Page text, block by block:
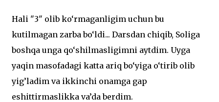
Hali "3" olib ko‘rmaganligim uchun bu
kutilmagan zarba bo‘ldi... Darsdan chiqib, Soliga
boshqa unga qo‘shilmasligimni aytdim. Uyga
yaqin masofadagi katta ariq bo‘yiga o‘tirib olib
yig’ladim va ikkinchi onamga gap
eshittirmaslikka va’da berdim.